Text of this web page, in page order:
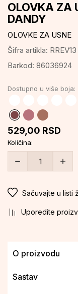
OLOVKA ZA
DANDY
OLOVKE ZA USNE
Šifra artikla: RREV13
Barkod: 86036924
529,00 RSD
Dostupno u više boja:
Količina:
Sačuvajte u listi
Uporedite
O proizvodu
Sastav